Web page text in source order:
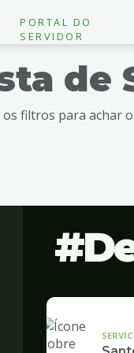
PORTAL DO
SERVIDOR
de
os filtros para achar